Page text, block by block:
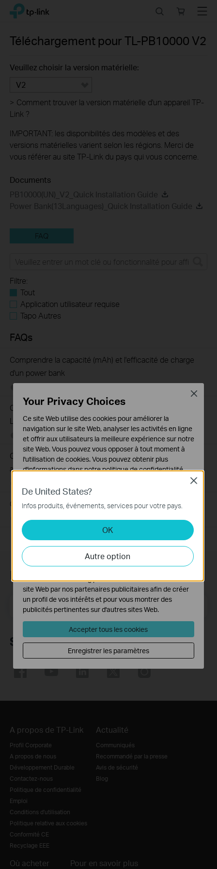
Click
the
navigation
TP-Link, Reliably Smart
store
Menu
Téléchargement pourTL-PB10000 V2
Veuillez choisir la version matérielle:
V2
> Comment trouver la version matérielle d'un appareil TP-
Link ?
IMPORTANT: les disponibilités des modèles et des
versions matérielles varient selon les régions. Merci de
vous référer au site TP-Link du pays qui vous concerne.
Documents
PB10000(UN)_V2_Quick Installation Guide
Power Bank(13Languages)_Quick Installation Guide
FAQ
Filtre:
Tout
Application utilisateur requise
Tapo Autres
FAQs
Comprendre la capacité (mAh) et l'efficacité de charge
d'un power bank
Comment trouver la version matérielle d'un appareil TP-
Link ?
08-10-2018 25765498 views
Comment trouver le numéro de série (S/N) de votre
appareil TP-Link
Comment trouver la référence de votre appareil TP-Link ?
Newsletter TP-Link
E-mail S'enregistrer
Suivez-nous
A propos de TP-Link
Profil Corporate
A propos de nous
Développement Durable
Contactez-nous
Politique de confidentialité
Emploi
Conditions d'utilisation
Politique relative aux cookies
Conformité CE
Recyclage EEE
Actualité
Communiqués
Recommandé par la presse
Avis de sécurité
Blog
Où acheter Pour en savoir plus
De United States?
Infos produits, événements, services pour votre pays.
OK
Autre option
Close
Your Privacy Choices
Ce site Web utilise des cookies pour améliorer la
navigation sur le site Web, analyser les activités en ligne
et offrir aux utilisateurs la meilleure expérience sur notre
site Web. Vous pouvez vous opposer à tout moment à
l'utilisation de cookies. Vous pouvez obtenir plus
d'informations dans notrepolitique de confidentialité.
Ces cookies sont nécessaires au fonctionnement du
site Web et ne peuvent pas être désactivés dans vos
Cookies d'analyse et marketing
Les cookies d'analyse nous permettent d'analyser vos
activités sur notre site Web pour améliorer et ajuster les
fonctionnalités de notre site Web.
Les cookies marketing peuvent être définis via notre
site Web par nos partenaires publicitaires afin de créer
un profil de vos intérêts et pour vous montrer des
publicités pertinentes sur d'autres sites Web.
Accepter tous les cookies
Enregistrer les paramètres
Close